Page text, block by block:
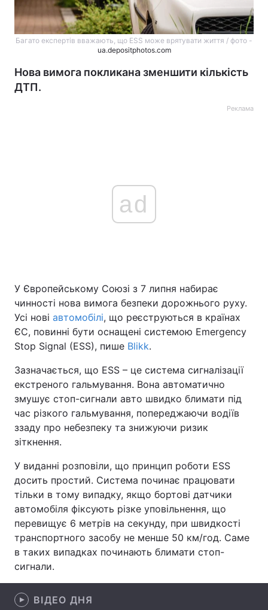
Україна Політика
Економіка
Спорт
Зброя Інциденти
Здоров'я Туризм
Екологія Регіони
Лонгріди
Статті
Інтерв'ю
Архів
Багато експертів вважають, що ESS може врятувати життя / фото -
ua.depositphotos.com
Нова вимога покликана зменшити кількість
ДТП.
Реклама
ad
У Європейському Союзі з 7 липня набирає
чинності нова вимога безпеки дорожнього руху.
Усі нові автомобілі, що реєструються в країнах
ЄС, повинні бути оснащені системою Emergency
Stop Signal (ESS), пише Blikk.
Зазначається, що ESS – це система сигналізації
екстреного гальмування. Вона автоматично
змушує стоп-сигнали авто швидко блимати під
час різкого гальмування, попереджаючи водіїв
ззаду про небезпеку та знижуючи ризик
зіткнення.
У виданні розповіли, що принцип роботи ESS
досить простий. Система починає працювати
тільки в тому випадку, якщо бортові датчики
автомобіля фіксують різке уповільнення, що
перевищує 6 метрів на секунду, при швидкості
транспортного засобу не менше 50 км/год. Саме
в таких випадках починають блимати стоп-
сигнали.
ВІДЕО ДНЯ